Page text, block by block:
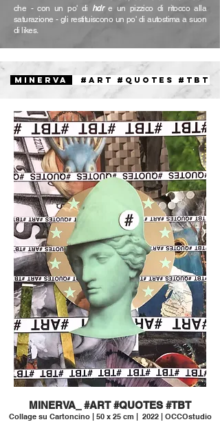
che - con un po' di hdre un pizzico di ritocco alla
saturazione - gli restituiscono un po' di autostima a suon
di likes.
MINERVA #ART #QUOTES #TBT
MINERVA_ #ART #QUOTES #TBT
Collage su Cartoncino | 50 x 25 cm | 2022 | OCCOstudio